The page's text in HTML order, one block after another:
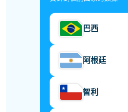
巴西
阿根廷
智利